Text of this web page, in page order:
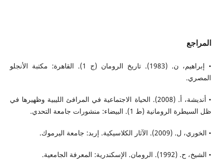
المراجع
• إبراهيم، ن. (1983). تاريخ الرومان (ج 1). القاهرة: مكتبة الأنجلو
المصري.
• أنديشة، أ. (2008). الحياة الاجتماعية في المرافئ الليبية وظهيرها في
ظل السيطرة الرومانية (ط 1). البيضاء: منشورات جامعة التحدي.
• الخوري، ل. (2009). الآثار الكلاسيكية. إربد: جامعة اليرموك.
• الشيخ، ح. (1992). الرومان. الإسكندرية: المعرفة الجامعية.